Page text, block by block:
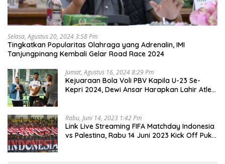
Selasa, Agustus 20, 2024 3:58 Pm
Tingkatkan Popularitas Olahraga yang Adrenalin, IMI
Tanjungpinang Kembali Gelar Road Race 2024
Jumat, Agustus 16, 2024 8:29 Pm
Kejuaraan Bola Voli PBV Kapila U-23 Se-
Kepri 2024, Dewi Ansar Harapkan Lahir Atlet
Rabu, Juni 14, 2023 1:42 Pm
Link Live Streaming FIFA Matchday Indonesia
vs Palestina, Rabu 14 Juni 2023 Kick Off Pukul